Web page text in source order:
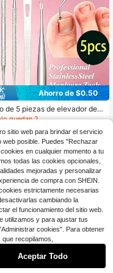
Ahorro de $0.50
de 5 piezas de elevador de u
acero inoxidable, herramient
uñas curva, mango antidesl
limpieza profunda y elimina
suciedad, lima de uñas de p
con caja de almacenamien
para uso en el hogar y
quedan 2
-16%
1
0
sitio web para brindar el servicio
web posible. Puedes "Rechazar
en cualquier momento a tu
todas las cookies opcionales,
mejoradas y personalizar
de compra con SHEIN.
estrictamente necesarias
cambiando la
el funcionamiento del sitio web.
utilizamos y para ajustar tus
cookies". Para obtener
recopilamos,
Aceptar Todo